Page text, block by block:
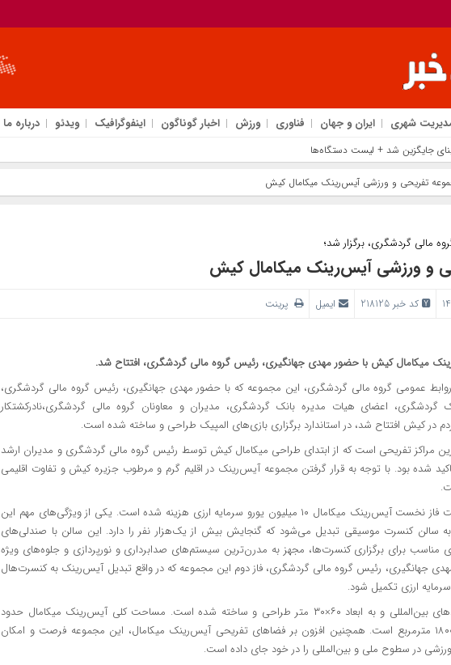
شهری ایران و جهان فناوری ورزش اخبار گوناگون اینفوگرافیک ویدئو درباره ما
جایگزین شد + لیست دستگاه‌ها
تفریحی و ورزشی آیس‌رینک میکامال کیش
مالی گردشگری، برگزار شد؛
و ورزشی آیس‌رینک میکامال کیش
کد خبر 218125 ایمیل پرینت
میکامال کیش با حضور مهدی جهانگیری، رئیس گروه مالی گردشگری، افتتاح شد.
عمومی گروه مالی گردشگری، این مجموعه که با حضور مهدی جهانگیری، رئیس گروه مالی گردشگری،
گردشگری، اعضای هیات مدیره بانک گردشگری، مدیران و معاونان گروه مالی گردشگری،نادرکشتکار
در کیش افتتاح شد، در استاندارد برگزاری بازی‌های المپیک طراحی و ساخته شده است.
مراکز تفریحی است که از ابتدای طراحی میکامال کیش توسط رئیس گروه مالی گردشگری و مدیران ارشد
شده بود. با توجه به قرار گرفتن مجموعه آیس‌رینک در اقلیم گرم و مرطوب جزیره کیش و تفاوت اقلیمی
بر اساس این گزارش، برای ساخت فاز نخست آیس‌رینک میکامال ۱۰ میلیون یورو سرمایه ارزی هزینه شده است. یکی از ویژگی‌های مهم این
کنسرت موسیقی تبدیل می‌شود که گنجایش بیش از یک‌هزار نفر را دارد. این سالن با صندلی‌های
مناسب برای برگزاری کنسرت‌ها، مجهز به مدرن‌ترین سیستم‌های صدابرداری و نورپردازی و جلوه‌های ویژه
جهانگیری، رئیس گروه مالی گردشگری، فاز دوم این مجموعه که در واقع تبدیل آیس‌رینک به کنسرت‌هال
این مجموعه بر اساس استانداردهای بین‌المللی و به ابعاد ۶۰×۳۰ متر طراحی و ساخته شده است. مساحت کلی آیس‌رینک میکامال حدود
۴هزار مترمربع و زمین یخ آن ۱۸۰۰ مترمربع است. همچنین افزون بر فضاهای تفریحی آیس‌رینک میکامال، این مجموعه فرصت و امکان
ورزشی در سطوح ملی و بین‌المللی را در خود جای داده است.